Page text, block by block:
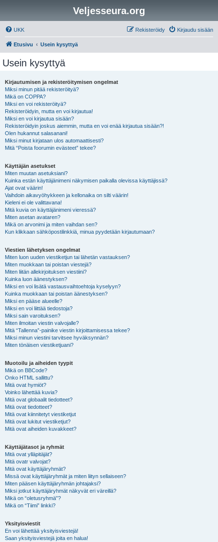
Veljesseura.org
UKK Kirjaudu sisään
Rekisteröidy
Etusivu Usein kysyttyä
Usein kysyttyä
Kirjautumisen ja rekisteröitymisen ongelmat
Miksi minun pitää rekisteröityä?
Mikä on COPPA?
Miksi en voi rekisteröityä?
Rekisteröidyin, mutta en voi kirjautua!
Miksi en voi kirjautua sisään?
Rekisteröidyin joskus aiemmin, mutta en voi enää kirjautua sisään?!
Olen hukannut salasanani!
Miksi minut kirjataan ulos automaattisesti?
Mitä “Poista foorumin evästeet” tekee?
Käyttäjän asetukset
Miten muutan asetuksiani?
Kuinka estän käyttäjänimeni näkymisen paikalla olevissa käyttäjissä?
Ajat ovat väärin!
Vaihdoin aikavyöhykkeen ja kellonaika on silti väärin!
Kieleni ei ole valittavana!
Mitä kuvia on käyttäjänimeni vieressä?
Miten asetan avataren?
Mikä on arvonimi ja miten vaihdan sen?
Kun klikkaan sähköpostilinkkiä, minua pyydetään kirjautumaan?
Viestien lähetyksen ongelmat
Miten luon uuden viestiketjun tai lähetän vastauksen?
Miten muokkaan tai poistan viestejä?
Miten liitän allekirjoituksen viestiini?
Kuinka luon äänestyksen?
Miksi en voi lisätä vastausvaihtoehtoja kyselyyn?
Kuinka muokkaan tai poistan äänestyksen?
Miksi en pääse alueelle?
Miksi en voi liittää tiedostoja?
Miksi sain varoituksen?
Miten ilmoitan viestin valvojalle?
Mitä “Tallenna”-painike viestin kirjoittamisessa tekee?
Miksi minun viestini tarvitsee hyväksynnän?
Miten tönäisen viestiketjuani?
Muotoilu ja aiheiden tyypit
Mikä on BBCode?
Onko HTML sallittu?
Mitä ovat hymiöt?
Voinko lähettää kuvia?
Mitä ovat globaalit tiedotteet?
Mitä ovat tiedotteet?
Mitä ovat kiinnitetyt viestiketjut
Mitä ovat lukitut viestiketjut?
Mitä ovat aiheiden kuvakkeet?
Käyttäjätasot ja ryhmät
Mitä ovat ylläpitäjät?
Mitä ovatr valvojat?
Mitä ovat käyttäjäryhmät?
Missä ovat käyttäjäryhmät ja miten liityn sellaiseen?
Miten pääsen käyttäjäryhmän johtajaksi?
Miksi jotkut käyttäjäryhmät näkyvät eri väreillä?
Mikä on “oletusryhmä”?
Mikä on “Tiimi” linkki?
Yksityisviestit
En voi lähettää yksityisviestejä!
Saan yksityisviestejä joita en halua!